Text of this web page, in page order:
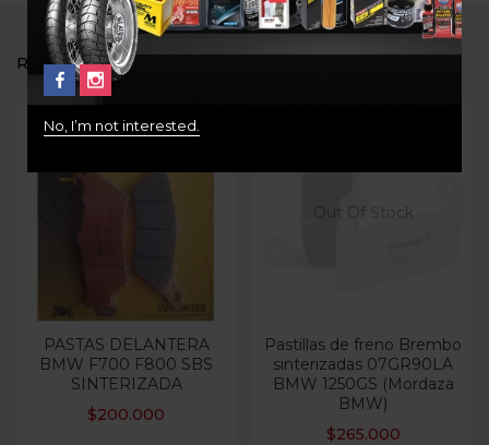
RELATED PRODUCTS
PASTAS DELANTERA
BMW F700 F800 SBS
SINTERIZADA
$200.000
Out Of Stock
Pastillas de freno Brembo
sinterizadas 07GR90LA
BMW 1250GS (Mordaza
BMW)
$265.000
No, I’m not interested.